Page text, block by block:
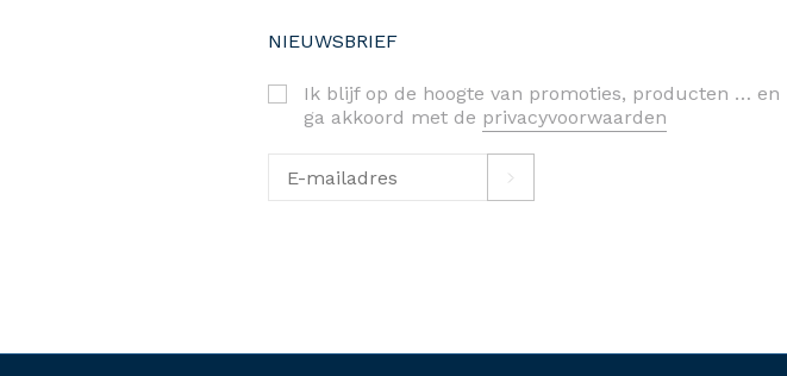
NIEUWSBRIEF
Ik blijf op de hoogte van promoties, producten … en
ga akkoord met de privacyvoorwaarden